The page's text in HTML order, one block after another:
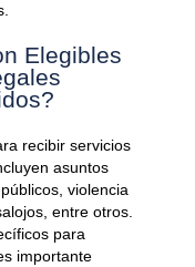
Elegibles
recibir servicios
asuntos
violencia
entre otros.
para
importante